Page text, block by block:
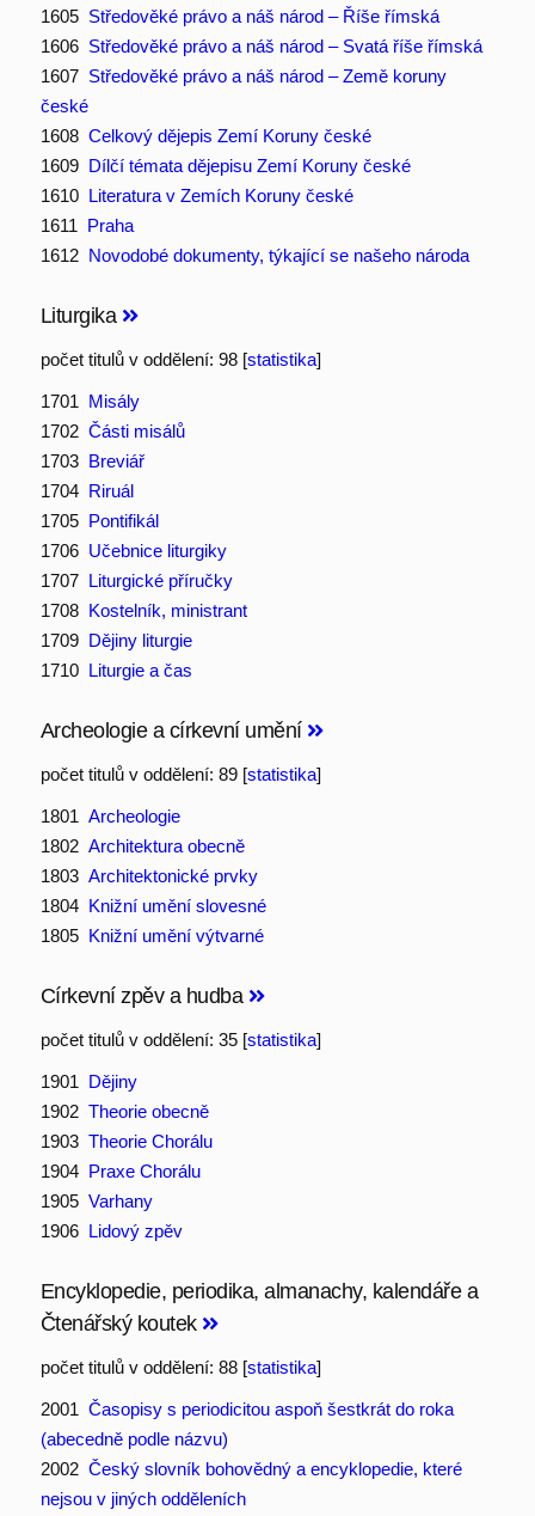
1605 Středověké právo a náš národ – Říše římská
1606 Středověké právo a náš národ – Svatá říše římská
1607 Středověké právo a náš národ – Země koruny
české
1608 Celkový dějepis Zemí Koruny české
1609 Dílčí témata dějepisu Zemí Koruny české
1610 Literatura v Zemích Koruny české
1611 Praha
1612 Novodobé dokumenty, týkající se našeho národa
Liturgika
počet titulů v oddělení: 98 [statistika]
1701 Misály
1702 Části misálů
1703 Breviář
1704 Riruál
1705 Pontifikál
1706 Učebnice liturgiky
1707 Liturgické příručky
1708 Kostelník, ministrant
1709 Dějiny liturgie
1710 Liturgie a čas
Archeologie a církevní umění
počet titulů v oddělení: 89 [statistika]
1801 Archeologie
1802 Architektura obecně
1803 Architektonické prvky
1804 Knižní umění slovesné
1805 Knižní umění výtvarné
Církevní zpěv a hudba
počet titulů v oddělení: 35 [statistika]
1901 Dějiny
1902 Theorie obecně
1903 Theorie Chorálu
1904 Praxe Chorálu
1905 Varhany
1906 Lidový zpěv
Encyklopedie, periodika, almanachy, kalendáře a
Čtenářský koutek
počet titulů v oddělení: 88 [statistika]
2001 Časopisy s periodicitou aspoň šestkrát do roka
(abecedně podle názvu)
2002 Český slovník bohovědný a encyklopedie, které
nejsou v jiných odděleních